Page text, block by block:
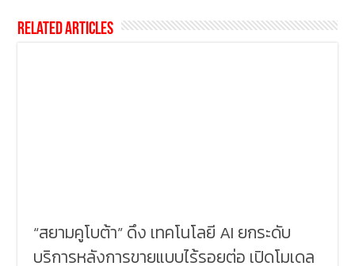
Related Articles
“สยามคูโบต้า” ดึง เทคโนโลยี AI ยกระดับ
บริการหลังการขายแบบไร้รอยต่อ เปิดโมเดล